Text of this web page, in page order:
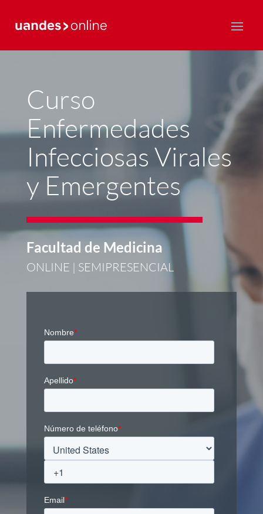
Postgrado y Educación Continua
Curso
Enfermedades
Infecciosas Virales
y Emergentes
Facultad de Medicina
ONLINE | SEMIPRESENCIAL